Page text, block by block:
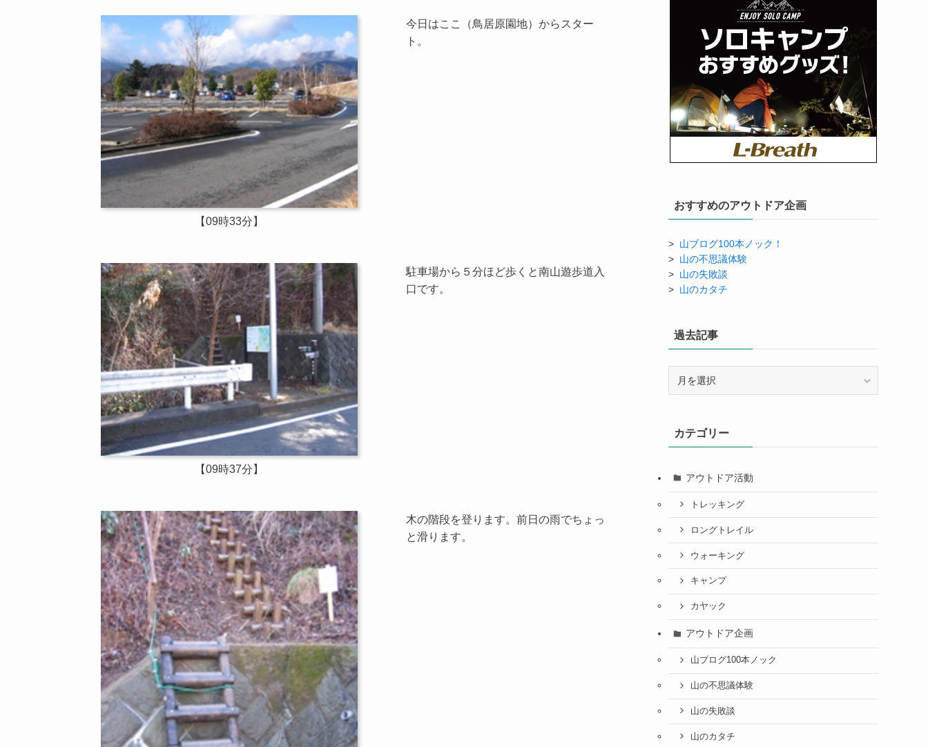
【09時33分】
今日はここ（鳥居原園地）からスター
ト。
【09時37分】
駐車場から５分ほど歩くと南山遊歩道入
口です。
木の階段を登ります。前日の雨でちょっ
と滑ります。
おすすめのアウトドア企画
> 山ブログ100本ノック！
> 山の不思議体験
> 山の失敗談
> 山のカタチ
過去記事
カテゴリー
アウトドア活動
トレッキング
ロングトレイル
ウォーキング
キャンプ
カヤック
アウトドア企画
山ブログ100本ノック
山の不思議体験
山の失敗談
山のカタチ